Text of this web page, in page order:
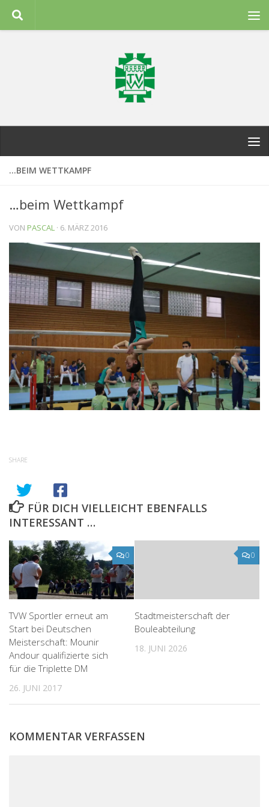
Zum Inhalt springen
…BEIM WETTKAMPF
…beim Wettkampf
VON PASCAL · 6. MÄRZ 2016
SHARE
FÜR DICH VIELLEICHT EBENFALLS
INTERESSANT …
0
TVW Sportler erneut am
Start bei Deutschen
Meisterschaft: Mounir
Andour qualifizierte sich
für die Triplette DM
26. JUNI 2017
0
Stadtmeisterschaft der
Bouleabteilung
18. JUNI 2026
KOMMENTAR VERFASSEN